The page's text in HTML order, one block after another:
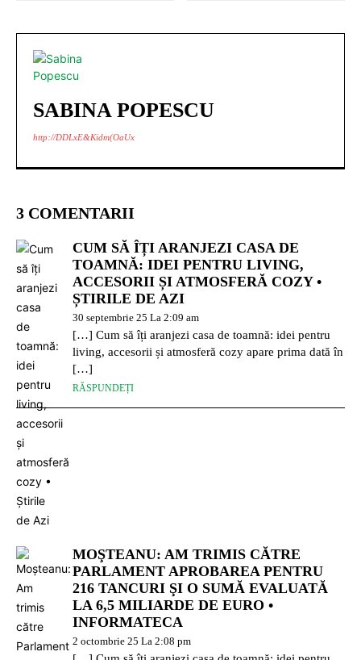
SABINA POPESCU
http://DDLxE&Kidm(OaUx
3 COMENTARII
CUM SĂ ÎȚI ARANJEZI CASA DE
TOAMNĂ: IDEI PENTRU LIVING,
ACCESORII ȘI ATMOSFERĂ COZY •
ȘTIRILE DE AZI
30 septembrie 25 La 2:09 am
[…] Cum să îți aranjezi casa de toamnă: idei pentru
living, accesorii și atmosferă cozy apare prima dată în
[…]
RĂSPUNDEȚI
MOŞTEANU: AM TRIMIS CĂTRE
PARLAMENT APROBAREA PENTRU
216 TANCURI ŞI O SUMĂ EVALUATĂ
LA 6,5 MILIARDE DE EURO •
INFORMATECA
2 octombrie 25 La 2:08 pm